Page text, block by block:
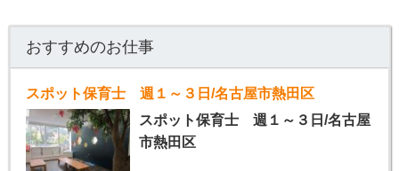
おすすめのお仕事
スポット保育士 週１～３日/名古屋市熱田区
スポット保育士 週１～３日/名古屋
市熱田区